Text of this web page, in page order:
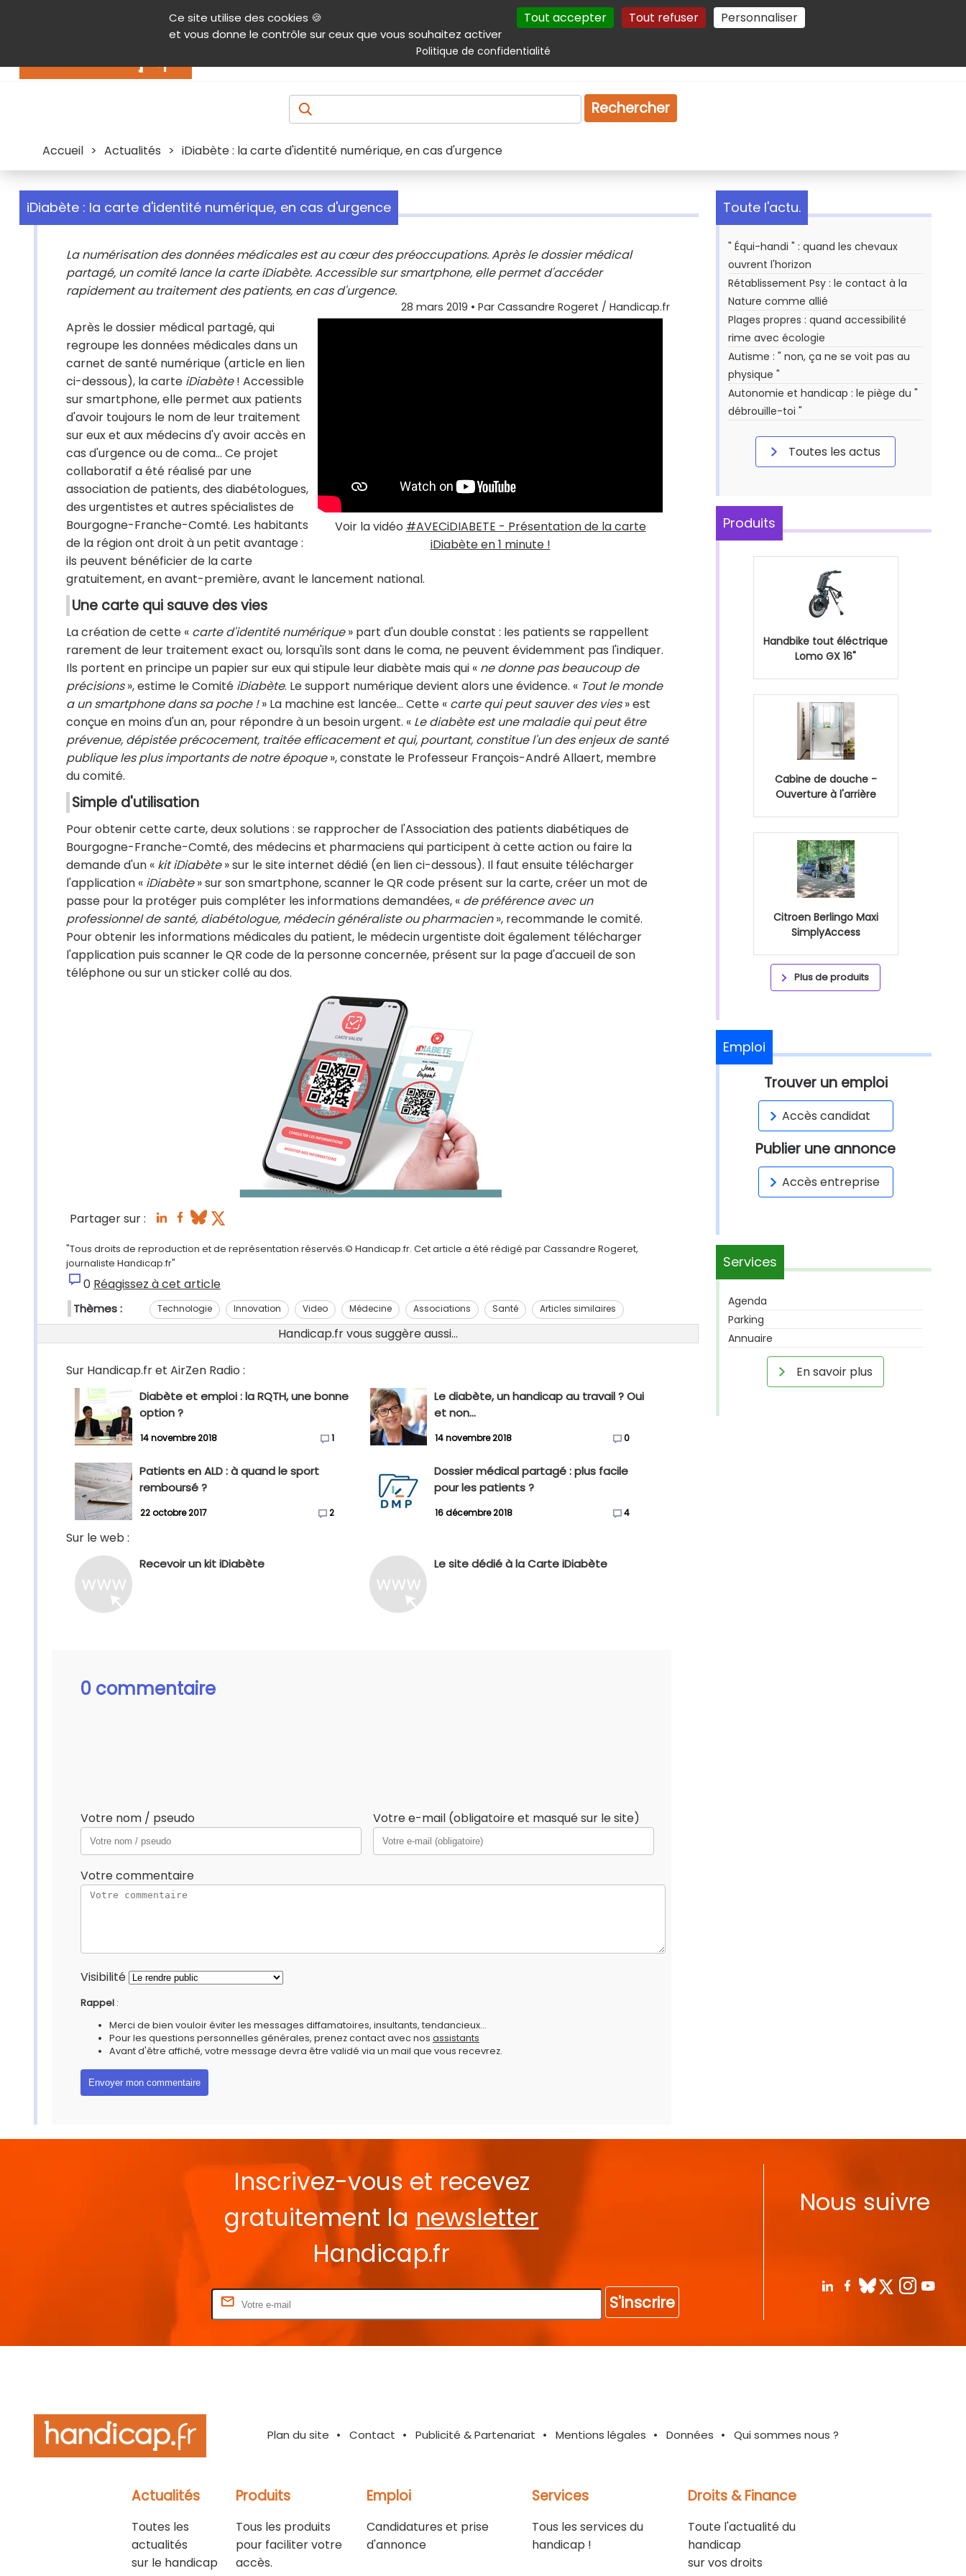
Ce site utilise des cookies 🍪
et vous donne le contrôle sur ceux que vous souhaitez activer
Tout accepter Tout refuser Personnaliser
Politique de confidentialité
Contenu Aide et accessibilité Menu principal Autres services Plan du site Gestion des cookies
Produits & services Emploi Droit
Rechercher
Accueil > Actualités > iDiabète : la carte d'identité numérique, en cas d'urgence
iDiabète : la carte d'identité numérique, en cas d'urgence
La numérisation des données médicales est au cœur des préoccupations. Après le dossier médical
partagé, un comité lance la carte iDiabète. Accessible sur smartphone, elle permet d'accéder
rapidement au traitement des patients, en cas d'urgence.
28 mars 2019 • Par Cassandre Rogeret / Handicap.fr
Voir la vidéo #AVECiDIABETE - Présentation de la carte
iDiabète en 1 minute !
Après le dossier médical partagé, qui
regroupe les données médicales dans un
carnet de santé numérique (article en lien
ci-dessous), la carte iDiabète! Accessible
sur smartphone, elle permet aux patients
d'avoir toujours le nom de leur traitement
sur eux et aux médecins d'y avoir accès en
cas d'urgence ou de coma… Ce projet
collaboratif a été réalisé par une
association de patients, des diabétologues,
des urgentistes et autres spécialistes de
Bourgogne-Franche-Comté. Les habitants
de la région ont droit à un petit avantage :
ils peuvent bénéficier de la carte
gratuitement, en avant-première, avant le lancement national.
Une carte qui sauve des vies
La création de cette « carte d'identité numérique» part d'un double constat : les patients se rappellent
rarement de leur traitement exact ou, lorsqu'ils sont dans le coma, ne peuvent évidemment pas l'indiquer.
Ils portent en principe un papier sur eux qui stipule leur diabète mais qui « ne donne pas beaucoup de
précisions», estime le Comité iDiabète. Le support numérique devient alors une évidence. « Tout le monde
a un smartphone dans sa poche !» La machine est lancée… Cette « carte qui peut sauver des vies» est
conçue en moins d'un an, pour répondre à un besoin urgent. « Le diabète est une maladie qui peut être
prévenue, dépistée précocement, traitée efficacement et qui, pourtant, constitue l'un des enjeux de santé
publique les plus importants de notre époque», constate le Professeur François-André Allaert, membre
du comité.
Simple d'utilisation
Pour obtenir cette carte, deux solutions : se rapprocher de l'Association des patients diabétiques de
Bourgogne-Franche-Comté, des médecins et pharmaciens qui participent à cette action ou faire la
demande d'un « kit iDiabète» sur le site internet dédié (en lien ci-dessous). Il faut ensuite télécharger
l'application « iDiabète» sur son smartphone, scanner le QR code présent sur la carte, créer un mot de
passe pour la protéger puis compléter les informations demandées, « de préférence avec un
professionnel de santé, diabétologue, médecin généraliste ou pharmacien», recommande le comité.
Pour obtenir les informations médicales du patient, le médecin urgentiste doit également télécharger
l'application puis scanner le QR code de la personne concernée, présent sur la page d'accueil de son
téléphone ou sur un sticker collé au dos.
Partager sur :
"Tous droits de reproduction et de représentation réservés.© Handicap.fr. Cet article a été rédigé par Cassandre Rogeret,
journaliste Handicap.fr"
0 Réagissez à cet article
Thèmes : Technologie Innovation Video Médecine Associations Santé Articles similaires
Handicap.fr vous suggère aussi...
Sur Handicap.fr et AirZen Radio :
Diabète et emploi : la RQTH, une bonne
option ?
14 novembre 2018 1
Le diabète, un handicap au travail ? Oui
et non...
14 novembre 2018 0
Patients en ALD : à quand le sport
remboursé ?
22 octobre 2017 2
Dossier médical partagé : plus facile
pour les patients ?
16 décembre 2018 4
Sur le web :
Recevoir un kit iDiabète Le site dédié à la Carte iDiabète
0 commentaire
Votre nom / pseudo Votre e-mail (obligatoire et masqué sur le site)
Votre commentaire
Visibilité
Rappel :
Merci de bien vouloir éviter les messages diffamatoires, insultants, tendancieux...
Pour les questions personnelles générales, prenez contact avec nos assistants
Avant d'être affiché, votre message devra être validé via un mail que vous recevrez.
Toute l'actu.
" Équi-handi " : quand les chevaux
ouvrent l'horizon
Rétablissement Psy : le contact à la
Nature comme allié
Plages propres : quand accessibilité
rime avec écologie
Autisme : " non, ça ne se voit pas au
physique "
Autonomie et handicap : le piège du "
débrouille-toi "
Toutes les actus
Produits
Handbike tout éléctrique
Lomo GX 16"
Cabine de douche -
Ouverture à l'arrière
Citroen Berlingo Maxi
SimplyAccess
Plus de produits
Emploi
Trouver un emploi
Accès candidat
Publier une annonce
Accès entreprise
Services
Agenda
Parking
Annuaire
En savoir plus
Inscrivez-vous et recevez
gratuitement la newsletter
Handicap.fr
S'inscrire
Nous suivre
Plan du site Contact Publicité & Partenariat Mentions légales Données Qui sommes nous ?
Actualités
Toutes les
actualités
sur le handicap
Produits
Tous les produits
pour faciliter votre
accès.
Emploi
Candidatures et prise
d'annonce
Services
Tous les services du
handicap !
Droits & Finance
Toute l'actualité du
handicap
sur vos droits